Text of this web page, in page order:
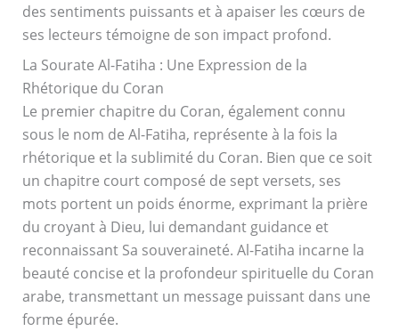
des sentiments puissants et à apaiser les cœurs de
ses lecteurs témoigne de son impact profond.
La Sourate Al-Fatiha : Une Expression de la
Rhétorique du Coran
Le premier chapitre du Coran, également connu
sous le nom de Al-Fatiha, représente à la fois la
rhétorique et la sublimité du Coran. Bien que ce soit
un chapitre court composé de sept versets, ses
mots portent un poids énorme, exprimant la prière
du croyant à Dieu, lui demandant guidance et
reconnaissant Sa souveraineté. Al-Fatiha incarne la
beauté concise et la profondeur spirituelle du Coran
arabe, transmettant un message puissant dans une
forme épurée.